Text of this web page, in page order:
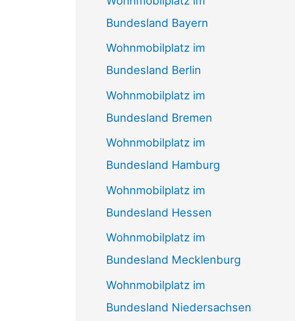
Bundesland Bayern
Wohnmobilplatz im
Bundesland Berlin
Wohnmobilplatz im
Bundesland Bremen
Wohnmobilplatz im
Bundesland Hamburg
Wohnmobilplatz im
Bundesland Hessen
Wohnmobilplatz im
Bundesland Mecklenburg
Wohnmobilplatz im
Bundesland Niedersachsen